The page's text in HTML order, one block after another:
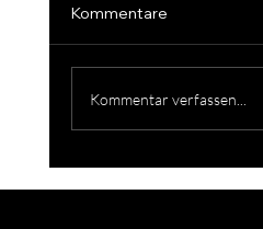
Occ. Blaser R8
Kommentare
Kommentar verfassen...